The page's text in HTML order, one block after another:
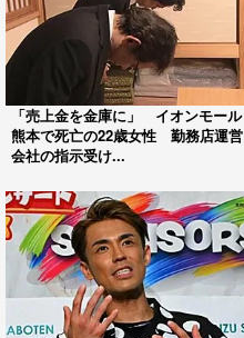
「売上金を金庫に」 イオンモール
熊本で死亡の22歳女性 勤務店運営
会社の指示受け...